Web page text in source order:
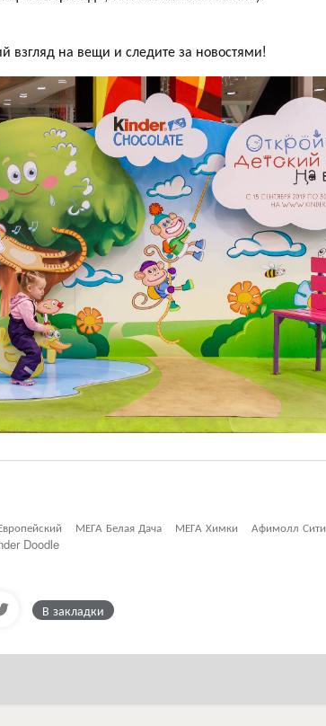
взгляд на вещи и следите за новостями!
МЕГА Белая Дача МЕГА Химки Афимолл Сити
Doodle
В закладки